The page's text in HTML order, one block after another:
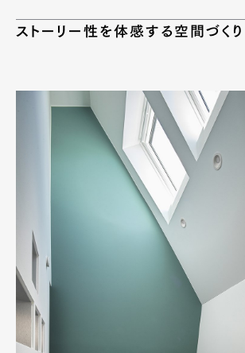
ストーリー性を体感する空間づくり